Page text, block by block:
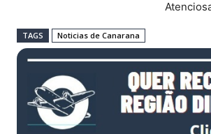
TAGS Noticias de Canarana